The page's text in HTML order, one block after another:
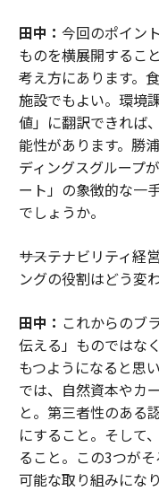
田中： 今回のポイン
ものを横展開するこ
考え方にあります。
施設でもよい。環境
値」に翻訳できれば
能性があります。勝
ディングスグループ
ート」の象徴的な一
でしょうか。
――サステナビリティ
ングの役割はどう変
田中： これからのブ
伝える」ものではな
もつようになると思
では、自然資本やカ
と。第三者性のある
にすること。そして
ること。この3つが
可能な取り組みになり